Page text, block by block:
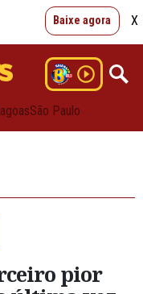
Baixe agora X
São Paulo
pior